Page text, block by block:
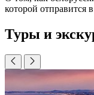
которой отправится
Туры и